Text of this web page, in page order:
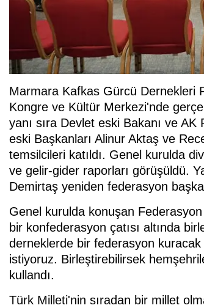
Marmara Kafkas Gürcü Dernekleri
Kongre ve Kültür Merkezi'nde
yanı sıra Devlet eski Bakanı ve
eski Başkanları Alinur Aktaş ve
temsilcileri katıldı. Genel kurulda
ve gelir-gider raporları görüşüldü.
Demirtaş yeniden federasyon
Genel kurulda konuşan
bir konfederasyon çatısı altında
derneklerde bir federasyon
istiyoruz. Birleştirebilirsek
kullandı.
Türk Milleti'nin sıradan bir millet